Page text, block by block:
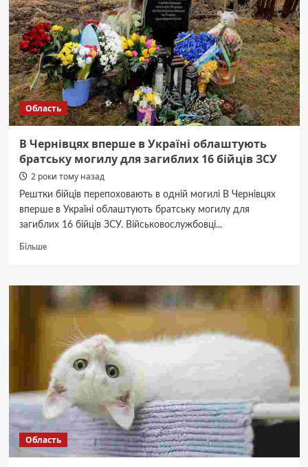
дівич-
вечора
Область
В Чернівцях вперше в Україні облаштують
братську могилу для загиблих 16 бійців ЗСУ
2 роки тому назад
Рештки бійців перепоховають в одній могилі В Чернівцях
вперше в Україні облаштують братську могилу для
загиблих 16 бійців ЗСУ. Військовослужбовці...
БільшеДокладніше
Чернівцях
вперше
в
облаштують
братську
могилу
для
загиблих
16
бійців
Область